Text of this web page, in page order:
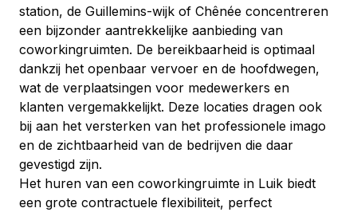
station, de Guillemins-wijk of Chênée concentreren
een bijzonder aantrekkelijke aanbieding van
coworkingruimten. De bereikbaarheid is optimaal
dankzij het openbaar vervoer en de hoofdwegen,
wat de verplaatsingen voor medewerkers en
klanten vergemakkelijkt. Deze locaties dragen ook
bij aan het versterken van het professionele imago
en de zichtbaarheid van de bedrijven die daar
gevestigd zijn.
Het huren van een coworkingruimte in Luik biedt
een grote contractuele flexibiliteit, perfect